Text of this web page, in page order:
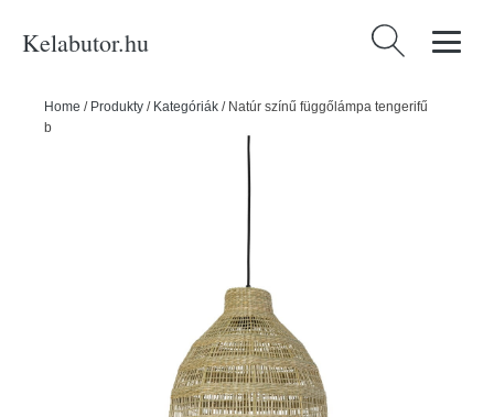
Kelabutor.hu Keresés:
Home / Produkty / Kategóriák / Natúr színű függőlámpa tengerifű
búrával ø 38 cm Sagar – Light & Living